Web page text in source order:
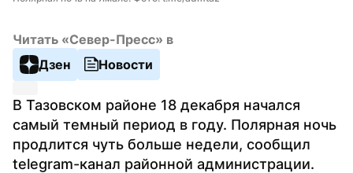
Читать «Север-Пресс» в
Дзен
Новости
В Тазовском районе 18 декабря начался
самый темный период в году. Полярная ночь
продлится чуть больше недели, сообщил
telegram-канал районной администрации.